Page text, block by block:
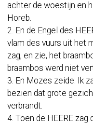
achter de woestijn en
Horeb.
2. En de Engel des
vlam des vuurs uit het
zag, en zie, het
braambos werd niet
3. En Mozes zeide: Ik
bezien dat grote
verbrandt.
4. Toen de HEERE